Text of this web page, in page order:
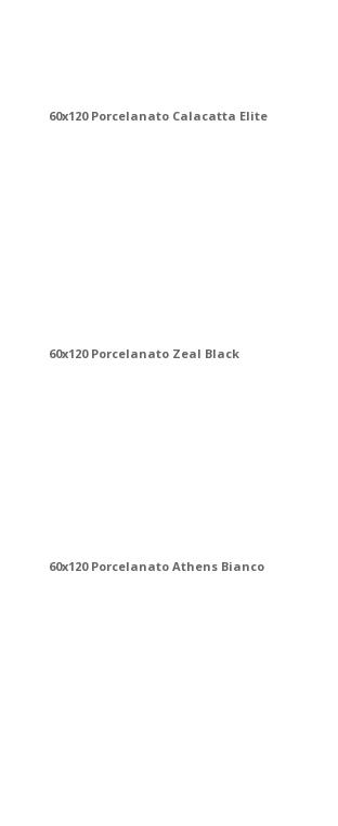
60x120 Porcelanato Calacatta Elite
60x120 Porcelanato Zeal Black
60x120 Porcelanato Athens Bianco